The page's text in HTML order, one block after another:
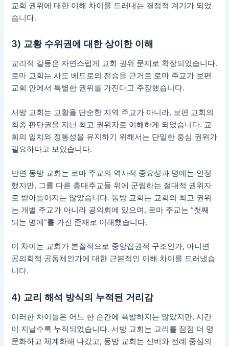
교회 권위에 대한 이해 차이를 드러내는 결정적 계기가 되었
습니다.
3) 교황 수위권에 대한 상이한 이해
교리적 갈등은 자연스럽게 교회 권위 문제로 확장되었습니다.
로마 교회는 사도 베드로의 전승을 근거로 로마 주교가 보편
교회 안에서 특별한 권위를 가진다고 주장했습니다.
서방 교회는 교황을 단순한 지역 주교가 아니라, 보편 교회의
최종 판단권을 지닌 최고 권위자로 이해하게 되었습니다. 교
회의 일치와 정통성을 유지하기 위해서는 단일한 중심 권위가
필요하다고 보았습니다.
반면 동방 교회는 로마 주교의 역사적 중요성과 명예는 인정
했지만, 그를 다른 총대주교들 위에 군림하는 절대적 권위자
로 받아들이지는 않았습니다. 동방 교회는 교회의 최고 권위
는 개별 주교가 아니라 공의회에 있으며, 로마 주교는 “첫째
되는 명예”를 가진 존재로 이해했습니다.
이 차이는 교회가 본질적으로 중앙집권적 구조인가, 아니면
공의회적 공동체인가에 대한 근본적인 이해 차이를 드러냈습
니다.
4) 교리 해석 방식의 누적된 거리감
이러한 차이들은 어느 한 순간에 폭발하지는 않았지만, 시간
이 지날수록 누적되었습니다. 서방 교회는 교리를 점점 더 명
문화하고 체계화해 나갔고, 동방 교회는 신비와 전례 중심의